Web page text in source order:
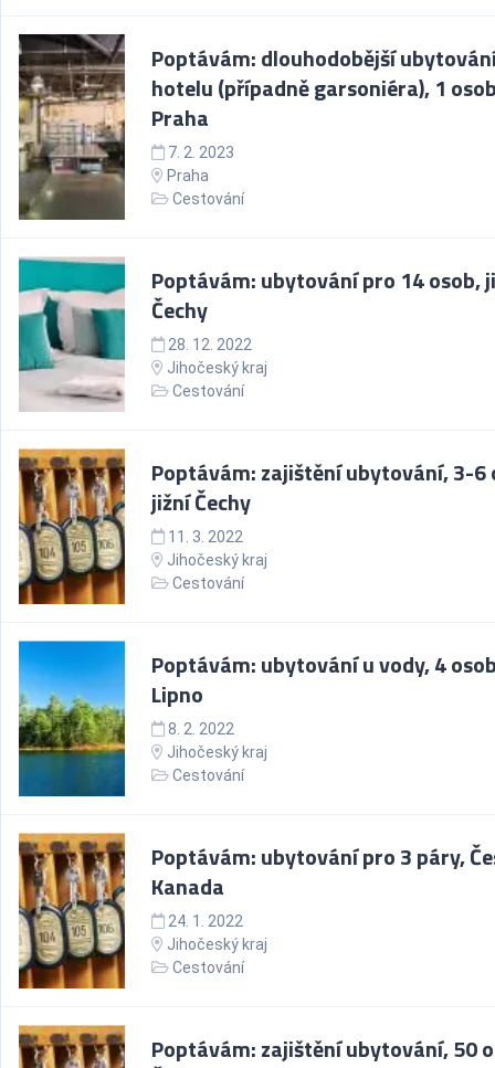
Poptávám: dlouhodobější
hotelu (případně garsoniéra), 1
Praha
7. 2. 2023
Praha
Cestování
Poptávám: ubytování pro 14 osob,
Čechy
28. 12. 2022
Jihočeský kraj
Cestování
Poptávám: zajištění ubytování, 3-6
jižní Čechy
11. 3. 2022
Jihočeský kraj
Cestování
Poptávám: ubytování u vody, 4
Lipno
8. 2. 2022
Jihočeský kraj
Cestování
Poptávám: ubytování pro 3 páry,
Kanada
24. 1. 2022
Jihočeský kraj
Cestování
Poptávám: zajištění ubytování, 50